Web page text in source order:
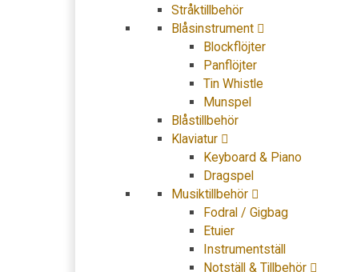
Stråktillbehör
Blåsinstrument
Blockflöjter
Panflöjter
Tin Whistle
Munspel
Blåstillbehör
Klaviatur
Keyboard & Piano
Dragspel
Musiktillbehör
Fodral / Gigbag
Etuier
Instrumentställ
Notställ & Tillbehör